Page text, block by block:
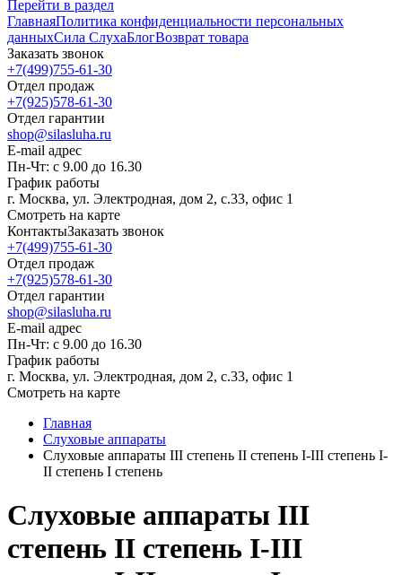
Перейти в раздел
ГлавнаяПолитика конфиденциальности персональных
данныхСила СлухаБлогВозврат товара
Заказать звонок
+7(499)755-61-30
Отдел продаж
+7(925)578-61-30
Отдел гарантии
shop@silasluha.ru
E-mail адрес
Пн-Чт: с 9.00 до 16.30
График работы
г. Москва, ул. Электродная, дом 2, с.33, офис 1
Смотреть на карте
КонтактыЗаказать звонок
+7(499)755-61-30
Отдел продаж
+7(925)578-61-30
Отдел гарантии
shop@silasluha.ru
E-mail адрес
Пн-Чт: с 9.00 до 16.30
График работы
г. Москва, ул. Электродная, дом 2, с.33, офис 1
Смотреть на карте
Главная
Слуховые аппараты
Слуховые аппараты III степень II степень I-III степень I-
II степень I степень
Слуховые аппараты III
степень II степень I-III